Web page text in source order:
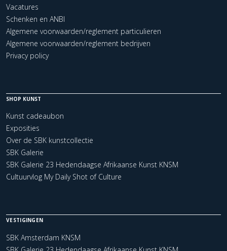
Vacatures
Schenken en ANBI
Algemene voorwaarden/reglement particulieren
Algemene voorwaarden/reglement bedrijven
Privacy policy
SHOP KUNST
Kunst cadeaubon
Exposities
Over de SBK kunstcollectie
SBK Galerie
SBK Galerie 23 Hedendaagse Afrikaanse Kunst KNSM
Cultuurvlog My Daily Shot of Culture
VESTIGINGEN
SBK Amsterdam KNSM